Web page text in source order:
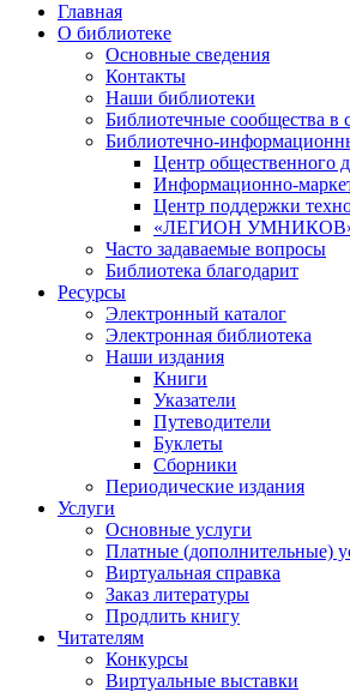
Главная
О библиотеке
Основные сведения
Контакты
Наши библиотеки
Библиотечные сообщества
Библиотечно-
Центр общественного
Информационно-
Центр поддержки
«ЛЕГИОН УМНИКОВ»
Часто задаваемые вопросы
Библиотека благодарит
Ресурсы
Электронный каталог
Электронная библиотека
Наши издания
Книги
Указатели
Путеводители
Буклеты
Сборники
Периодические издания
Услуги
Основные услуги
Платные (дополнительные)
Виртуальная справка
Заказ литературы
Продлить книгу
Читателям
Конкурсы
Виртуальные выставки